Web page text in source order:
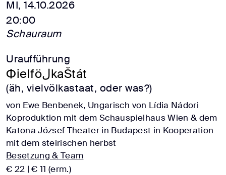
MI, 14.10.2026
20:00
Schauraum
Uraufführung
ФielföلkaŠtát
(äh, vielvölkastaat, oder was?)
von Ewe Benbenek, Ungarisch von Lídia Nádori
Koproduktion mit dem Schauspielhaus Wien & dem
Katona József Theater in Budapest in Kooperation
mit dem steirischen herbst
Besetzung & Team
€ 22 | € 11 (erm.)